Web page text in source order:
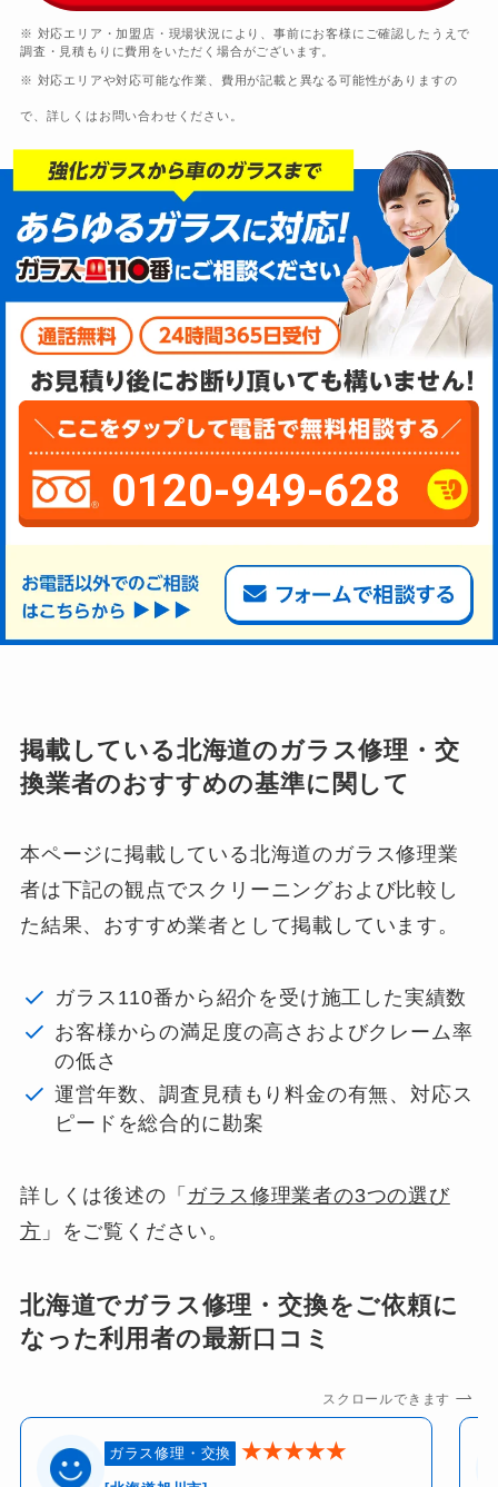
※ 対応エリア・加盟店・現場状況により、事前にお客様にご確認したうえで
調査・見積もりに費用をいただく場合がございます。
※ 対応エリアや対応可能な作業、費用が記載と異なる可能性がありますの
で、詳しくはお問い合わせください。
0120-949-628
掲載している北海道のガラス修理・交
換業者のおすすめの基準に関して
本ページに掲載している北海道のガラス修理業
者は下記の観点でスクリーニングおよび比較し
た結果、おすすめ業者として掲載しています。
ガラス110番から紹介を受け施工した実績数
お客様からの満足度の高さおよびクレーム率
の低さ
運営年数、調査見積もり料金の有無、対応ス
ピードを総合的に勘案
詳しくは後述の「 ガラス修理業者の3つの選び
方 」をご覧ください。
北海道でガラス修理・交換をご依頼に
なった利用者の最新口コミ
スクロールできます
ガラス修理・交換 ★★★★★
0120-949-628